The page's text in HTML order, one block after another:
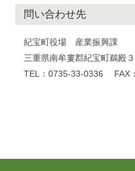
問い合わせ先
紀宝町役場 産業振興課
三重県南牟婁郡紀宝町鵜殿
TEL：0735-33-0336 FAX